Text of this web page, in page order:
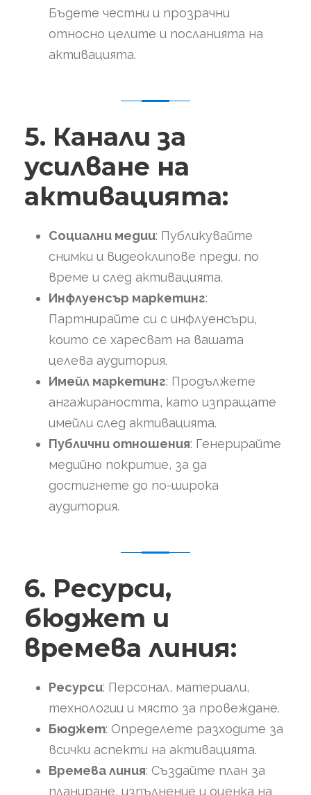
Бъдете честни и прозрачни
относно целите и посланията на
активацията.
5. Канали за
усилване на
активацията:
Социални медии: Публикувайте
снимки и видеоклипове преди, по
време и след активацията.
Инфлуенсър маркетинг:
Партнирайте си с инфлуенсъри,
които се харесват на вашата
целева аудитория.
Имейл маркетинг: Продължете
ангажираността, като изпращате
имейли след активацията.
Публични отношения: Генерирайте
медийно покритие, за да
достигнете до по-широка
аудитория.
6. Ресурси,
бюджет и
времева линия:
Ресурси: Персонал, материали,
технологии и място за провеждане.
Бюджет: Определете разходите за
всички аспекти на активацията.
Времева линия: Създайте план за
планиране, изпълнение и оценка на